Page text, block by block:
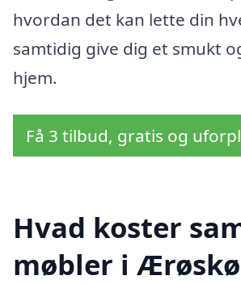
hvordan det kan lette din
samtidig give dig et smukt
hjem.
Få 3 tilbud, gratis og
Hvad koster
møbler i